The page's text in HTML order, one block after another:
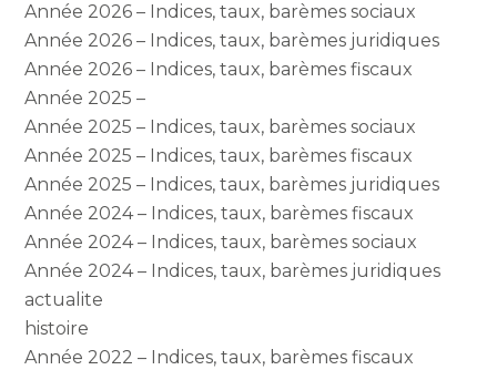
Année 2026 – Indices, taux, barèmes sociaux
Année 2026 – Indices, taux, barèmes juridiques
Année 2026 – Indices, taux, barèmes fiscaux
Année 2025 –
Année 2025 – Indices, taux, barèmes sociaux
Année 2025 – Indices, taux, barèmes fiscaux
Année 2025 – Indices, taux, barèmes juridiques
Année 2024 – Indices, taux, barèmes fiscaux
Année 2024 – Indices, taux, barèmes sociaux
Année 2024 – Indices, taux, barèmes juridiques
actualite
histoire
Année 2022 – Indices, taux, barèmes fiscaux